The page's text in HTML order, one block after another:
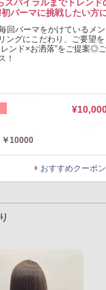
スパイラルまでトレンド
パーマに挑戦したい方
回パーマをかけているメ
ングにこだわり、ご要望
ンド×お洒落”をご提案◎
！
10000
おすすめクーポ
想の仕上がりを実現！髪
ぎない自然なストレー
るオイルストレートを利用
毛などダメージがある毛
あきらめてた方にも希望
トメント
オイルストレート＋超音
￥21000
おすすめクーポ